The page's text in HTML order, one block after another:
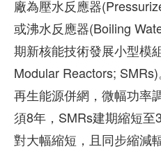
廠為壓水反應器
或沸水反應器(Boiling
期新核能技術發展小型模
Modular Reactors;
再生能源併網，微幅功率
須8年，SMRs建期縮短
對大幅縮短，且同步縮減